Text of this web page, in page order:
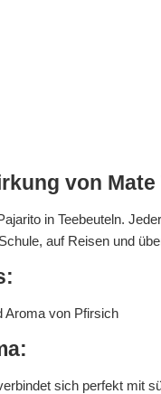
von Mate
in Teebeuteln.
auf Reisen und
Aroma von Pfirsich
sich perfekt mit